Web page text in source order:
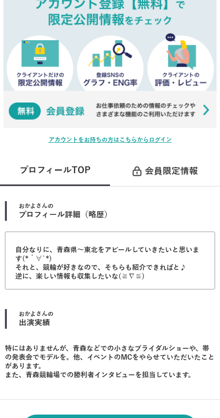
アカウントをお持ちの方はこちらからログイン
プロフィールTOP 会員限定情報
おかよ さんの
プロフィール詳細（略歴）
自分なりに、青森県〜東北をアピールしていきたいと思いま
す(*´∀`*)
それと、競輪が好きなので、そちらも紹介できればと♪
逆に、楽しい情報も収集したいな(≧∇≦)
おかよ さんの
出演実績
特にはありませんが、青森などでの小さなブライダルショーや、帯
の発表会でモデルを。他、イベントのMCをやらせていただいたこと
があります。
また、青森競輪場での勝利者インタビューを担当しています。